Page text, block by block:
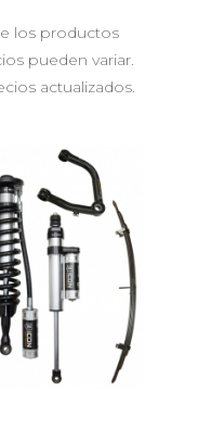
los productos
pueden variar.
actualizados.